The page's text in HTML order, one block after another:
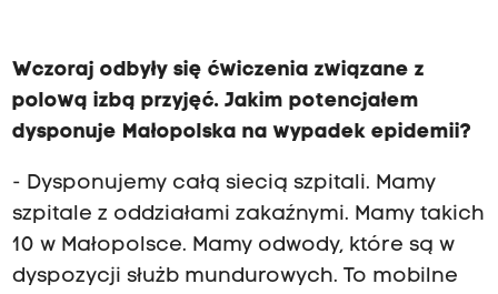
Wczoraj odbyły się ćwiczenia związane z
polową izbą przyjęć. Jakim potencjałem
dysponuje Małopolska na wypadek epidemii?
- Dysponujemy całą siecią szpitali. Mamy
szpitale z oddziałami zakaźnymi. Mamy takich
10 w Małopolsce. Mamy odwody, które są w
dyspozycji służb mundurowych. To mobilne